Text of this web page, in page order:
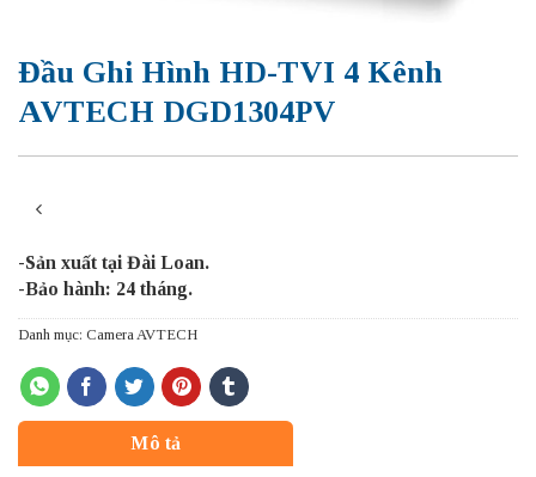
Đầu Ghi Hình HD-TVI 4 Kênh
AVTECH DGD1304PV
-Sản xuất tại Đài Loan.
-Bảo hành: 24 tháng.
Danh mục: Camera AVTECH
Mô tả